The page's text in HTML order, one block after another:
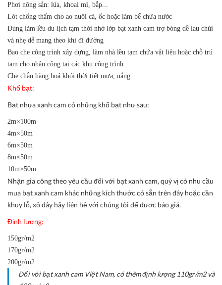
Phơi nông sản: lúa, khoai mì, bắp...
Lót chống thấm cho ao nuôi cá, ốc hoặc làm bể chứa nước
Dùng làm lều du lịch tạm thời nhờ lớp bạt xanh cam trợ bóng dễ lau chùi
và nhẹ dễ mang theo khi đi đường
Bao che công trình xây dựng, làm nhà lều tạm chứa vật liệu hoặc chỗ trú
tạm cho nhân công tại các khu công trình
Che chắn hàng hoá khỏi thời tiết mưa, nắng
Khổ bạt:
Bạt nhựa xanh cam có những khổ bạt như sau:
2m×100m
4m×50m
6m×50m
8m×50m
10m×50m
Nhận gia công theo yêu cầu đối với bạt xanh cam, quý vị có nhu cầu
mua bạt xanh cam khác những kích thước có sẵn trên đây hoặc cần
khuy lỗ, xỏ dây hãy liên hệ với chúng tôi để được báo giá.
Định lượng:
150gr/m2
170gr/m2
200gr/m2
Đối với bạt xanh cam Việt Nam, có thêm định lượng 110gr/m2 và